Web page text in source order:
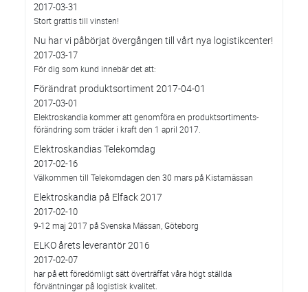
2017-03-31
Stort grattis till vinsten!
Nu har vi påbörjat övergången till vårt nya logistikcenter!
2017-03-17
För dig som kund innebär det att:
Förändrat produktsortiment 2017-04-01
2017-03-01
Elektroskandia kommer att genomföra en produktsortiments-
förändring som träder i kraft den 1 april 2017.
Elektroskandias Telekomdag
2017-02-16
Välkommen till Telekomdagen den 30 mars på Kistamässan
Elektroskandia på Elfack 2017
2017-02-10
9-12 maj 2017 på Svenska Mässan, Göteborg
ELKO årets leverantör 2016
2017-02-07
har på ett föredömligt sätt överträffat våra högt ställda
förväntningar på logistisk kvalitet.